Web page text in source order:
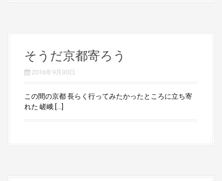
そうだ京都寄ろう
2016年9月30日
この間の京都 長らく行ってみたかったところに立ち寄
れた 嵯峨 […]